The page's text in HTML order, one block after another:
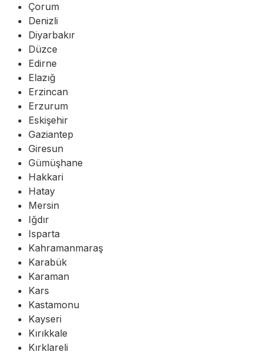
Çorum
Denizli
Diyarbakır
Düzce
Edirne
Elazığ
Erzincan
Erzurum
Eskişehir
Gaziantep
Giresun
Gümüşhane
Hakkari
Hatay
Mersin
Iğdır
Isparta
Kahramanmaraş
Karabük
Karaman
Kars
Kastamonu
Kayseri
Kırıkkale
Kırklareli